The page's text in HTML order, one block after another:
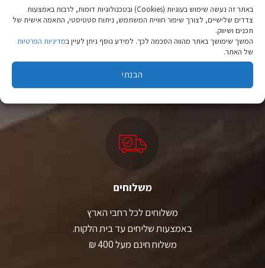
באתר זה נעשה שימוש בעוגיות (Cookies) ובטכנולוגיות דומות, לרבות באמצעות
צדדים שלישיים, לצורך שיפור חוויית המשתמש, ניתוח סטטיסטי, התאמה אישית של
תכנים ושיווק.
המשך שימושך באתר מהווה הסכמה לכך. למידע נוסף ניתן לעיין במדיניות הפרטיות
של האתר.
הבנתי
המוצר
המוצר
ציוד טיולים
מהיבואן לצרכן
משלוחים
משלוחים לכל רחבי הארץ
באמצעות שליחים עד בית הלקוח.
משלוח חינם מעל 400 ₪